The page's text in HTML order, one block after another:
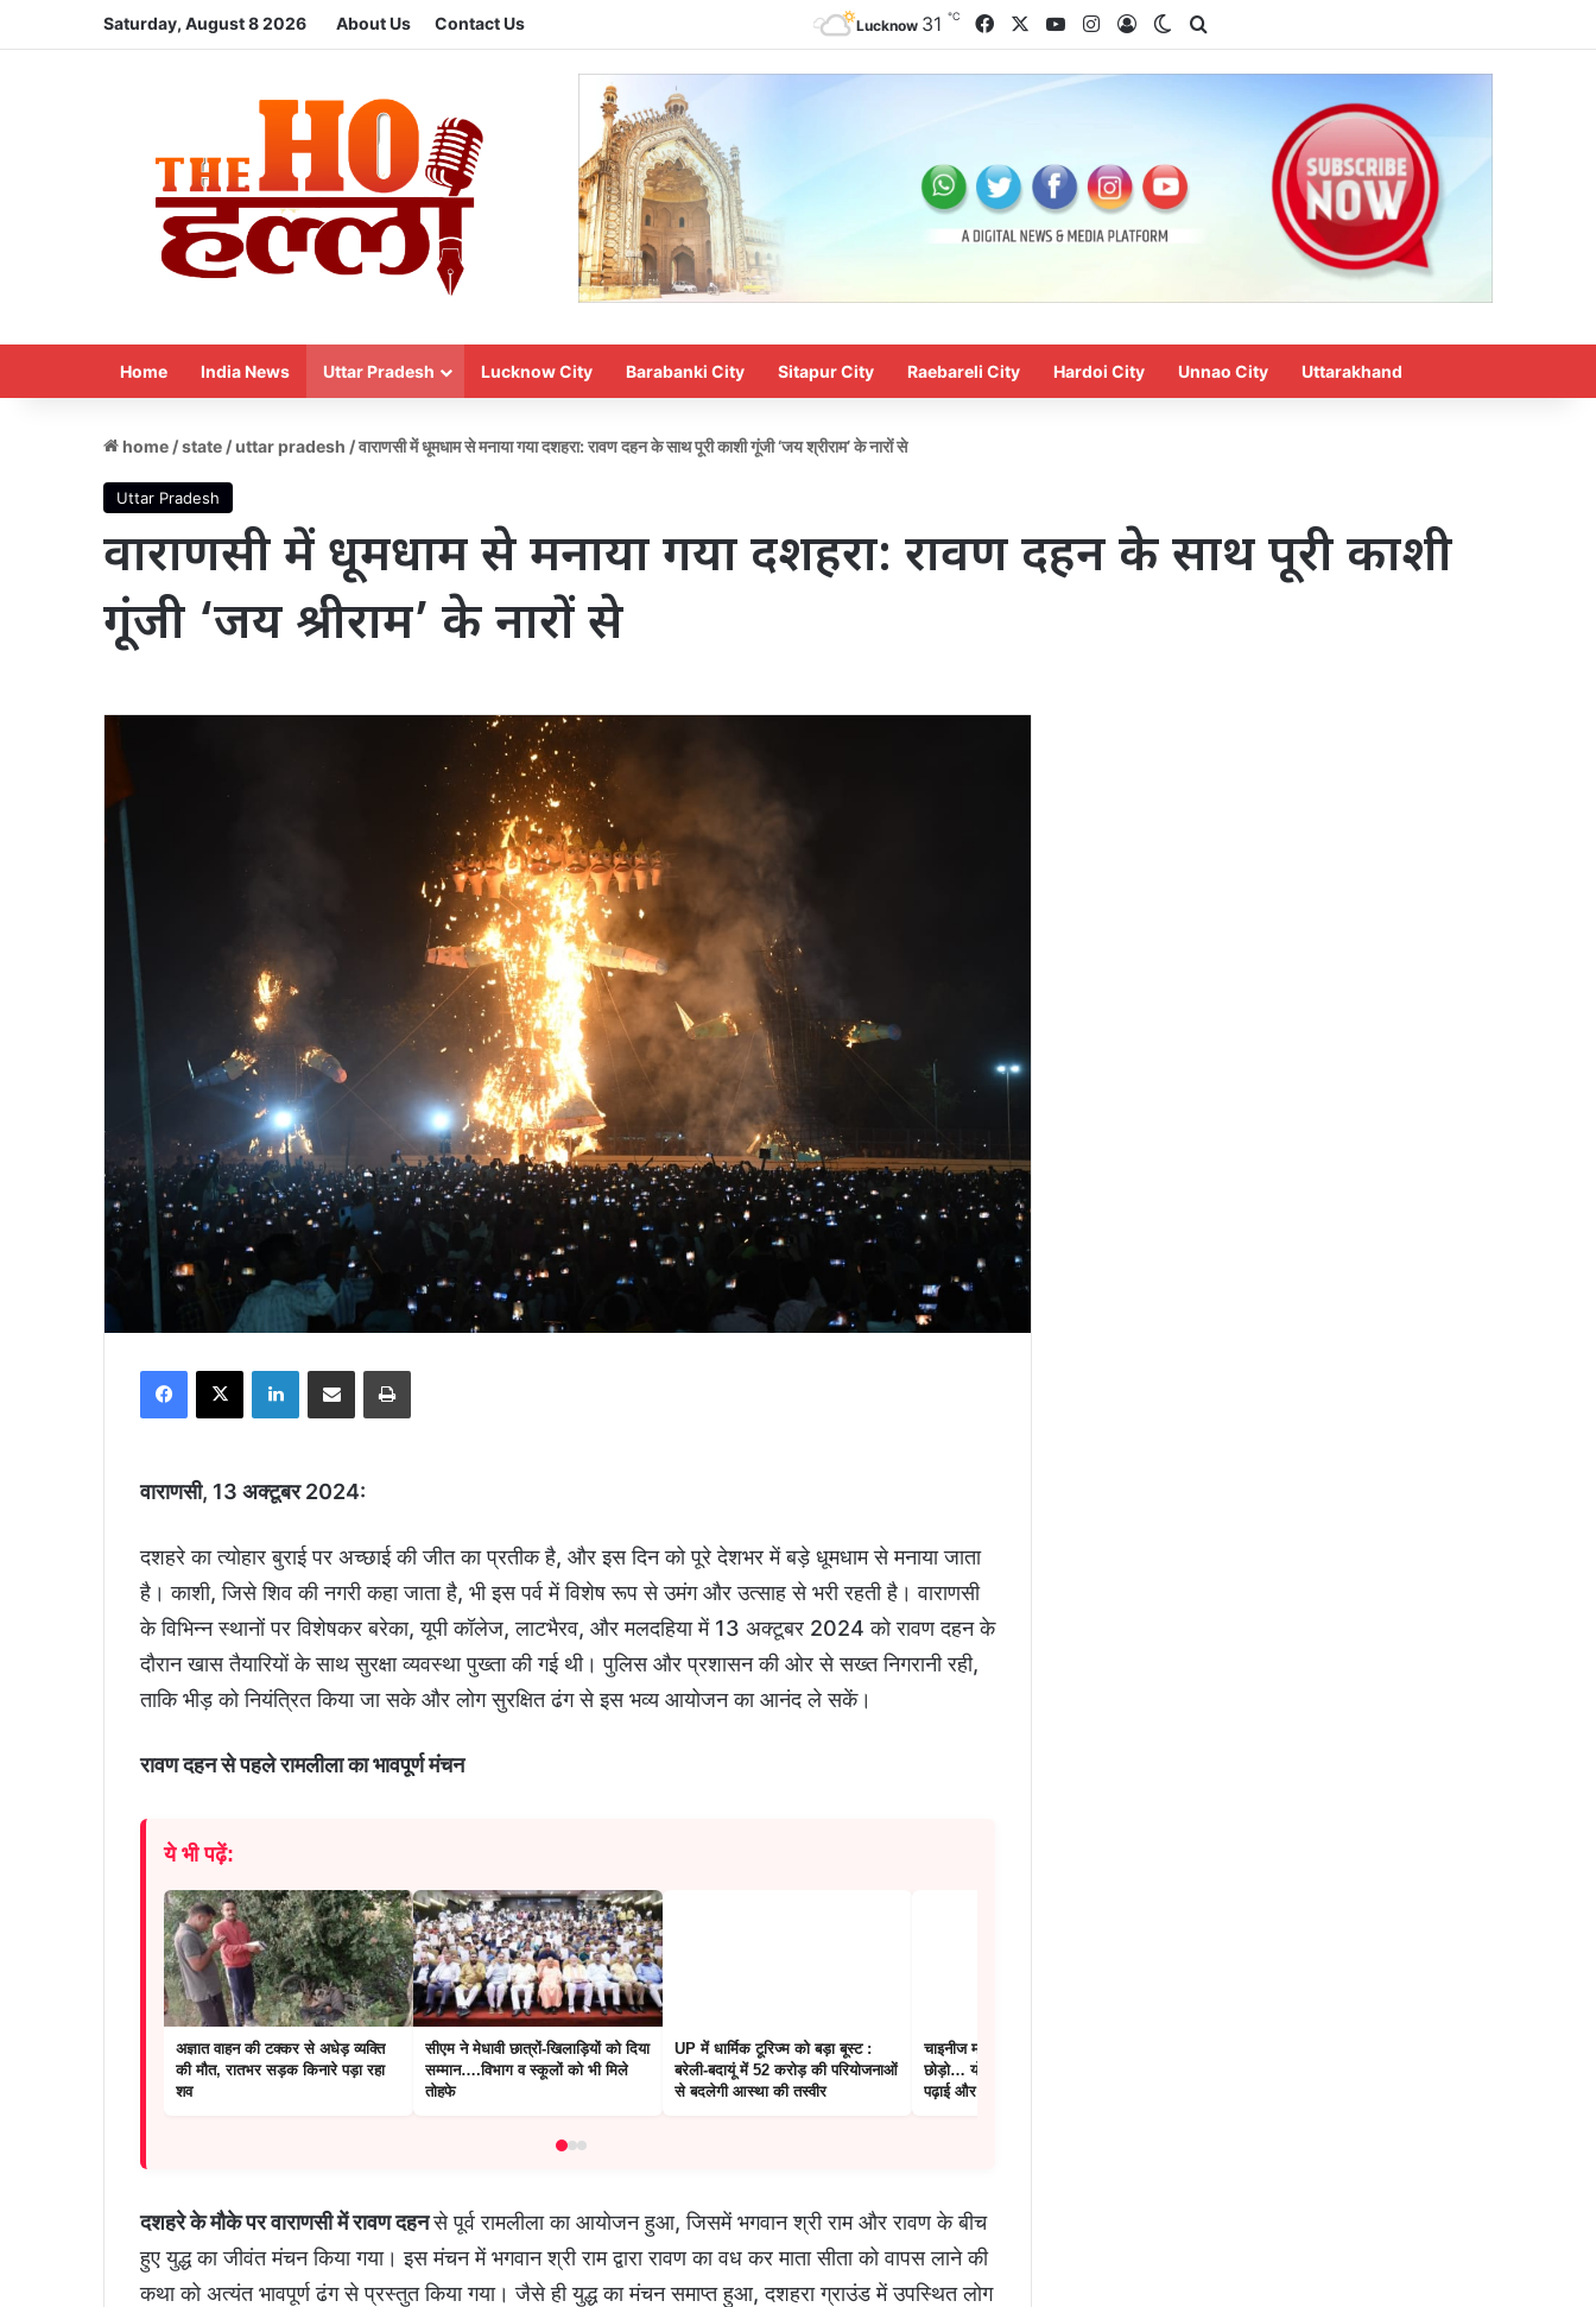
Saturday, August 8 2026 About Us Contact Us Lucknow 31 ℃ FacebookYouTubeInstagram
Log InSwitch skin
Home India News Uttar Pradesh Lucknow City Barabanki City Sitapur City Raebareli City Hardoi City Unnao City Uttarakhand
home /state /uttar pradesh /वाराणसी में धूमधाम से मनाया गया दशहरा: रावण दहन के साथ पूरी काशी गूंजी ‘जय श्रीराम’ के नारों से
Uttar Pradesh
वाराणसी में धूमधाम से मनाया गया दशहरा: रावण दहन के साथ पूरी काशी
गूंजी ‘जय श्रीराम’ के नारों से
Facebook
X LinkedInShare via Email Print
वाराणसी, 13 अक्टूबर 2024:
दशहरे का त्योहार बुराई पर अच्छाई की जीत का प्रतीक है, और इस दिन को पूरे देशभर में बड़े धूमधाम से मनाया जाता
है। काशी, जिसे शिव की नगरी कहा जाता है, भी इस पर्व में विशेष रूप से उमंग और उत्साह से भरी रहती है। वाराणसी
के विभिन्न स्थानों पर विशेषकर बरेका, यूपी कॉलेज, लाटभैरव, और मलदहिया में 13 अक्टूबर 2024 को रावण दहन के
दौरान खास तैयारियों के साथ सुरक्षा व्यवस्था पुख्ता की गई थी। पुलिस और प्रशासन की ओर से सख्त निगरानी रही,
ताकि भीड़ को नियंत्रित किया जा सके और लोग सुरक्षित ढंग से इस भव्य आयोजन का आनंद ले सकें।
रावण दहन से पहले रामलीला का भावपूर्ण मंचन
ये भी पढ़ें:
अज्ञात वाहन की टक्कर से अधेड़ व्यक्ति
की मौत, रातभर सड़क किनारे पड़ा रहा
शव
सीएम ने मेधावी छात्रों-खिलाड़ियों को दिया
सम्मान….विभाग व स्कूलों को भी मिले
तोहफे
UP में धार्मिक टूरिज्म को बड़ा बूस्ट :
बरेली-बदायूं में 52 करोड़ की परियोजनाओं
से बदलेगी आस्था की तस्वीर
चाइनीज मांझे से दूर रहो, मोबाइल की लत
छोड़ो… योगी की पाती में बच्चों को सुरक्षा,
पढ़ाई और जीवन का मंत्र
दशहरे के मौके पर वाराणसी में रावण दहनसे पूर्व रामलीला का आयोजन हुआ, जिसमें भगवान श्री राम और रावण के बीच
हुए युद्ध का जीवंत मंचन किया गया। इस मंचन में भगवान श्री राम द्वारा रावण का वध कर माता सीता को वापस लाने की
कथा को अत्यंत भावपूर्ण ढंग से प्रस्तुत किया गया। जैसे ही युद्ध का मंचन समाप्त हुआ, दशहरा ग्राउंड में उपस्थित लोग